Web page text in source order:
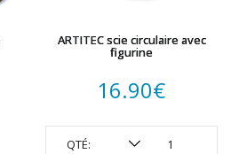
ARTITEC scie circulaire avec
figurine
16.90€
QTÉ: